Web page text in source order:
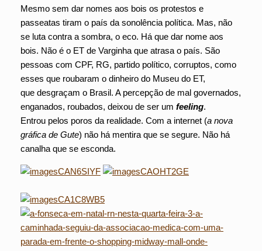
Mesmo sem dar nomes aos bois os protestos e
passeatas tiram o país da sonolência política. Mas, não
se luta contra a sombra, o eco. Há que dar nome aos
bois. Não é o ET de Varginha que atrasa o país. São
pessoas com CPF, RG, partido político, corruptos, como
esses que roubaram o dinheiro do Museu do ET,
que desgraçam o Brasil. A percepção de mal governados,
enganados, roubados, deixou de ser um feeling.
Entrou pelos poros da realidade. Com a internet (a nova
gráfica de Gute) não há mentira que se segure. Não há
canalha que se esconda.